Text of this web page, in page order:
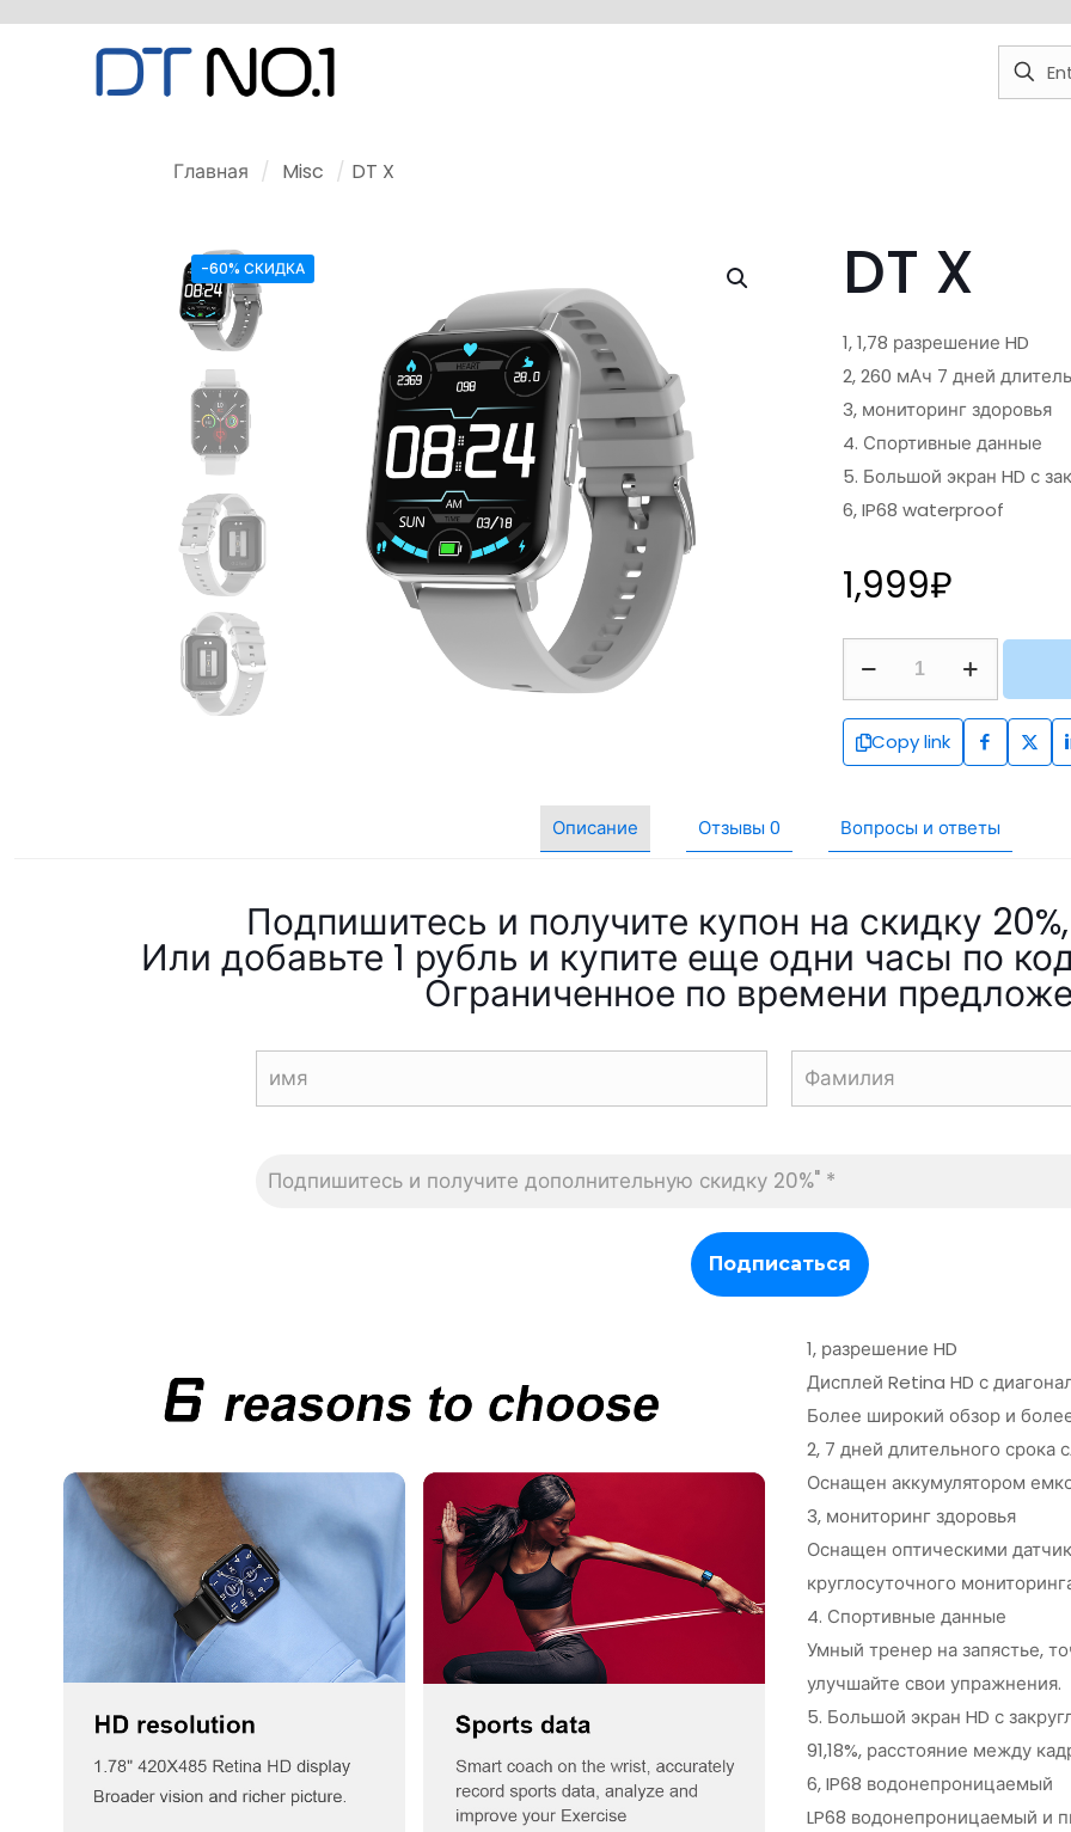
Главная / Misc / DT X
-60% СКИДКА DT X
1, 1,78 разрешение HD
2, 260 мАч 7 дней
3, мониторинг здоровья
4. Спортивные данные
5. Большой экран HD с
6, IP68 waterproof
1,999₽
Copy link
Описание Отзывы 0 Вопросы и ответы
Подпишитесь и получите купон на скидку
Или добавьте 1 рубль и купите еще одни часы по
Ограниченное по времени
1, разрешение HD
Дисплей Retina HD с
Более широкий обзор и
2, 7 дней длительного срока
Оснащен аккумулятором
3, мониторинг здоровья
Оснащен оптическими
круглосуточного
4. Спортивные данные
Умный тренер на запястье,
улучшайте свои упражнения.
5. Большой экран HD с
91,18%, расстояние между
6, IP68 водонепроницаемый
LP68 водонепроницаемый и